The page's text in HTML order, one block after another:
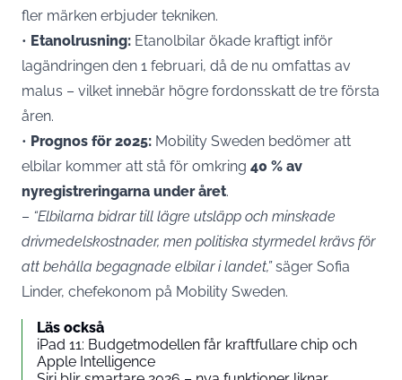
fler märken erbjuder tekniken.
• Etanolrusning: Etanolbilar ökade kraftigt inför
lagändringen den 1 februari, då de nu omfattas av
malus – vilket innebär högre fordonsskatt de tre första
åren.
• Prognos för 2025: Mobility Sweden bedömer att
elbilar kommer att stå för omkring 40 % av
nyregistreringarna under året.
– “Elbilarna bidrar till lägre utsläpp och minskade
drivmedelskostnader, men politiska styrmedel krävs för
att behålla begagnade elbilar i landet,”säger Sofia
Linder, chefekonom på Mobility Sweden.
Läs också
iPad 11: Budgetmodellen får kraftfullare chip och
Apple Intelligence